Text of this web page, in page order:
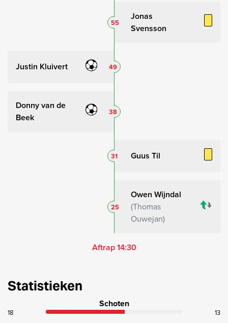
Jonas
Svensson
55
Justin Kluivert 49
Donny van de
Beek
38
Guus Til
31
Owen Wijndal
Thomas
Ouwejan
25
Aftrap 14:30
Statistieken
Schoten
18 13